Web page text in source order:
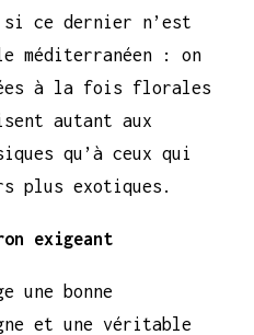
si ce dernier n’est
méditerranéen : on
à la fois florales
autant aux
qu’à ceux qui
plus exotiques.
exigeant
une bonne
et une véritable